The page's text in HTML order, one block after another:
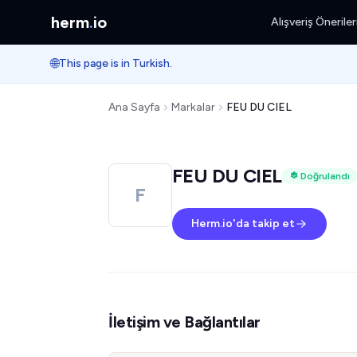
herm.io Alışveriş Önerileri
🌐This page is in Turkish.
Ana Sayfa Markalar FEU DU CIEL
F
FEU DU CIEL Doğrulandı
Herm.io'da takip et
İletişim ve Bağlantılar